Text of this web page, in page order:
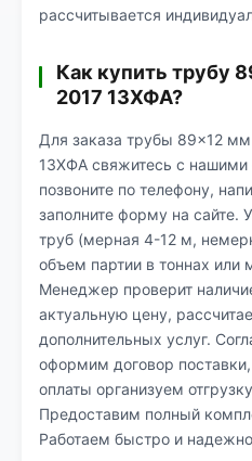
рассчитывается
Как купить трубу
2017 13ХФА?
Для заказа трубы 89×12
13ХФА свяжитесь с нашими
позвоните по телефону,
заполните форму на сайте.
труб (мерная 4-12 м,
объем партии в тоннах или
Менеджер проверит
актуальную цену,
дополнительных услуг.
оформим договор
оплаты организуем
Предоставим полный
Работаем быстро и